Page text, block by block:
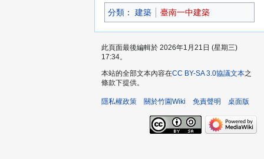
分類 ：​ 建築 臺南一中建築
此頁面最後編輯於 2026年1月21日 (星期三)
17:34。
本站的全部文本內容在CC BY-SA 3.0協議文本之
條款下提供。
隱私權政策 關於竹園Wiki 免責聲明 桌面版